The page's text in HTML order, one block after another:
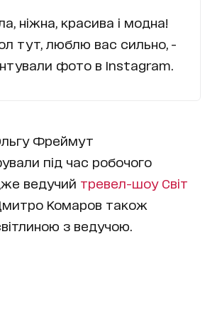
ніжна, красива і модна!
тут, люблю вас сильно, -
фото в Instagram.
Фреймут
під час робочого
ведучий тревел-шоу Світ
Комаров також
з ведучою.